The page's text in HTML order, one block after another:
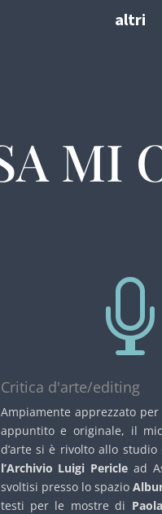
altri
MI

Critica d'arte/editing
Ampiamente apprezzato
appuntito e originale, il
d’arte si è rivolto allo studio
l’Archivio Luigi Pericle ad
svoltisi presso lo spazio
testi per le mostre di